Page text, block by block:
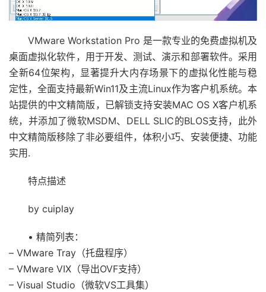
VMware Workstation Pro 是一款专业的免费虚拟机及
桌面虚拟化软件，用于开发、测试、演示和部署软件。采用
全新64位架构，显著提升大内存场景下的虚拟化性能与稳
定性，全面支持最新Win11及主流Linux作为客户机系统。本
站提供的中文精简版，已解锁支持安装MAC OS X客户机系
统，并添加了微软MSDM、DELL SLIC的BLOS支持，此外
中文精简版移除了非必要组件，体积小巧、安装便捷、功能
实用.
特点描述
by cuiplay
• 精简列表：
– VMware Tray（托盘程序）
– VMware VIX（导出OVF支持）
– Visual Studio（微软VS工具集）